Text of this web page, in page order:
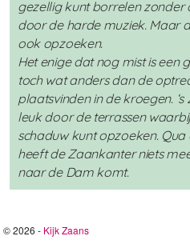
gezellig kunt borrelen
door de harde muziek. Maar
ook opzoeken.
Het enige dat nog mist is een
toch wat anders dan de
plaatsvinden in de kroegen.
leuk door de terrassen
schaduw kunt opzoeken.
heeft de Zaankanter niets
naar de Dam komt.
© 2026 - Kijk Zaans